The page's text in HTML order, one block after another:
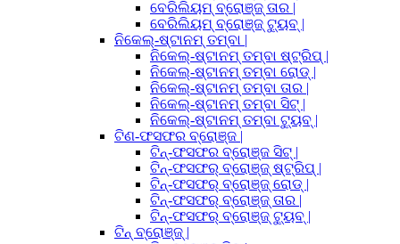
ବେରିଲିୟମ୍ ବ୍ରୋଞ୍ଜ୍ ତାର |
ବେରିଲିୟମ୍ ବ୍ରୋଞ୍ଜ୍ ଟ୍ୟୁବ୍ |
ନିକେଲ୍-ଷ୍ଟାନମ୍ ତମ୍ବା |
ନିକେଲ୍-ଷ୍ଟାନମ୍ ତମ୍ବା ଷ୍ଟ୍ରିପ୍ |
ନିକେଲ୍-ଷ୍ଟାନମ୍ ତମ୍ବା ରୋଡ୍ |
ନିକେଲ୍-ଷ୍ଟାନମ୍ ତମ୍ବା ତାର |
ନିକେଲ୍-ଷ୍ଟାନମ୍ ତମ୍ବା ସିଟ୍ |
ନିକେଲ୍-ଷ୍ଟାନମ୍ ତମ୍ବା ଟ୍ୟୁବ୍ |
ଟିଣ-ଫସଫର ବ୍ରୋଞ୍ଜ |
ଟିନ୍-ଫସଫର ବ୍ରୋଞ୍ଜ ସିଟ୍ |
ଟିନ୍-ଫସଫର୍ ବ୍ରୋଞ୍ଜ୍ ଷ୍ଟ୍ରିପ୍ |
ଟିନ୍-ଫସଫର୍ ବ୍ରୋଞ୍ଜ୍ ରୋଡ୍ |
ଟିନ୍-ଫସଫର୍ ବ୍ରୋଞ୍ଜ୍ ତାର |
ଟିନ୍-ଫସଫର୍ ବ୍ରୋଞ୍ଜ୍ ଟ୍ୟୁବ୍ |
ଟିନ୍ ବ୍ରୋଞ୍ଜ୍ |